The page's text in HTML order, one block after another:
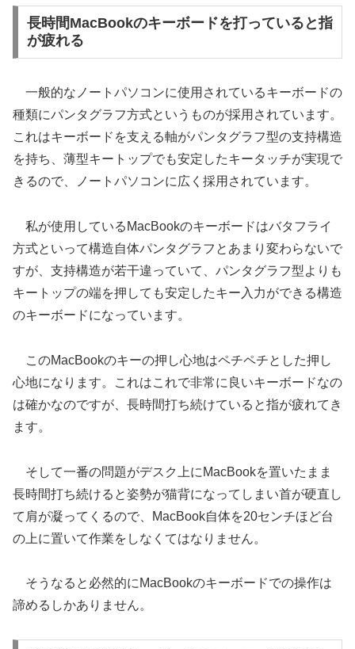
長時間MacBookのキーボードを打っていると指
が疲れる
一般的なノートパソコンに使用されているキーボードの
種類にパンタグラフ方式というものが採用されています。
これはキーボードを支える軸がパンタグラフ型の支持構造
を持ち、薄型キートップでも安定したキータッチが実現で
きるので、ノートパソコンに広く採用されています。
私が使用しているMacBookのキーボードはバタフライ
方式といって構造自体パンタグラフとあまり変わらないで
すが、支持構造が若干違っていて、パンタグラフ型よりも
キートップの端を押しても安定したキー入力ができる構造
のキーボードになっています。
このMacBookのキーの押し心地はペチペチとした押し
心地になります。これはこれで非常に良いキーボードなの
は確かなのですが、長時間打ち続けていると指が疲れてき
ます。
そして一番の問題がデスク上にMacBookを置いたまま
長時間打ち続けると姿勢が猫背になってしまい首が硬直し
て肩が凝ってくるので、MacBook自体を20センチほど台
の上に置いて作業をしなくてはなりません。
そうなると必然的にMacBookのキーボードでの操作は
諦めるしかありません。